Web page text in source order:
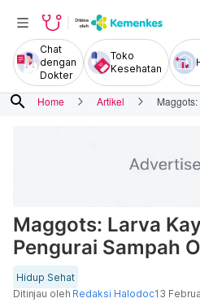
Chat
dengan
Dokter
Toko
Kesehatan
search Home Artikel
Maggots: Larva
Pengurai Sampah
Hidup Sehat
Ditinjau oleh Redaksi Halodoc13